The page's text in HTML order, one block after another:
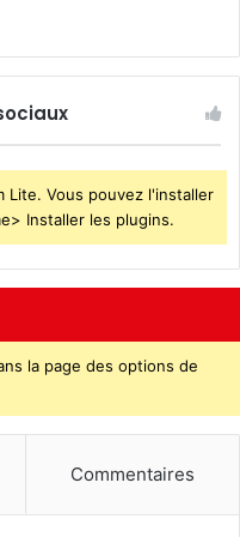
Lite. Vous pouvez l'installer
Installer les plugins.
la page des options de
Commentaires